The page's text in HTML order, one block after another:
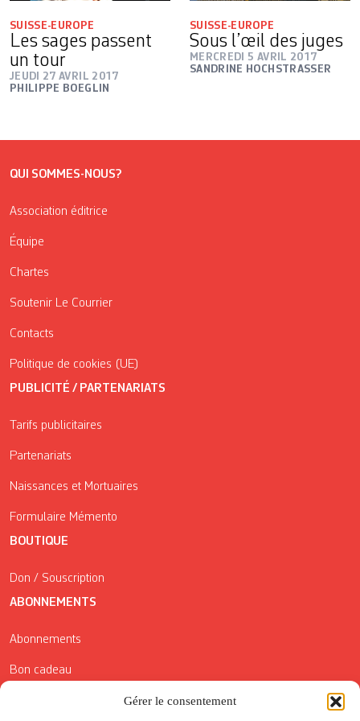
Gérer le consentement
SUISSE-EUROPE
Les sages passent
un tour
JEUDI 27 AVRIL 2017
PHILIPPE BOEGLIN
SUISSE-EUROPE
Sous l’œil des juges
MERCREDI 5 AVRIL 2017
SANDRINE HOCHSTRASSER
QUI SOMMES-NOUS?
Association éditrice
Équipe
Chartes
Soutenir Le Courrier
Contacts
Politique de cookies (UE)
PUBLICITÉ / PARTENARIATS
Tarifs publicitaires
Partenariats
Naissances et Mortuaires
Formulaire Mémento
BOUTIQUE
Don / Souscription
ABONNEMENTS
Abonnements
Bon cadeau
Conditions générales de vente